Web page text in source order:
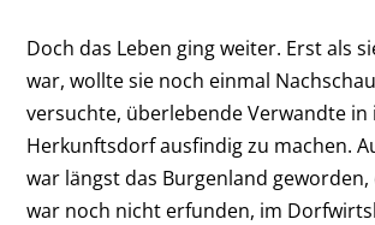
Doch das Leben ging weiter. Erst als
war, wollte sie noch einmal
versuchte, überlebende Verwandte in
Herkunftsdorf ausfindig zu machen.
war längst das Burgenland
war noch nicht erfunden, im